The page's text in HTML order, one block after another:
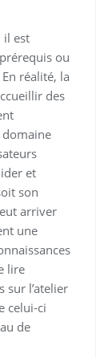
il est
ou
réalité, la
des
et
son
arriver
une
lire
l’atelier
celui-ci
de